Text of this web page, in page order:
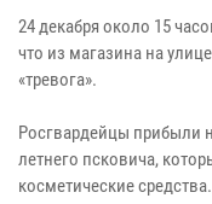
24 декабря около 15
что из магазина на
«тревога».
Росгвардейцы прибыли
летнего псковича,
косметические средства.